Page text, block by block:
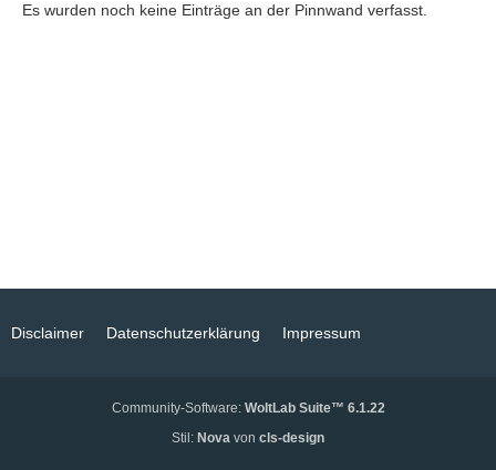
Es wurden noch keine Einträge an der Pinnwand verfasst.
Disclaimer Datenschutzerklärung Impressum
Community-Software: WoltLab Suite™ 6.1.22
Stil: Nova von cls-design